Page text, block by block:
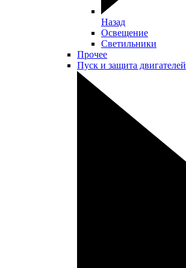
Назад
Освещение
Светильники
Прочее
Пуск и защита двигателей